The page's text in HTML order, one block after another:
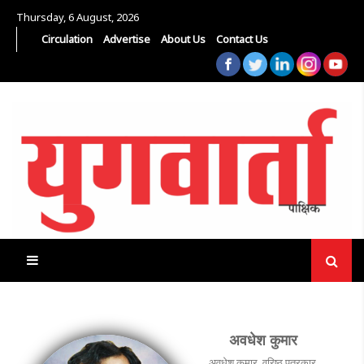
Thursday, 6 August, 2026
Circulation
Advertise About Us Contact Us
अवधेश कुमार